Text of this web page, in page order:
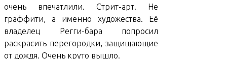
очень впечатлили. Стрит-арт. Не
граффити, а именно художества. Её
владелец Регги-бара попросил
раскрасить перегородки, защищающие
от дождя. Очень круто вышло.